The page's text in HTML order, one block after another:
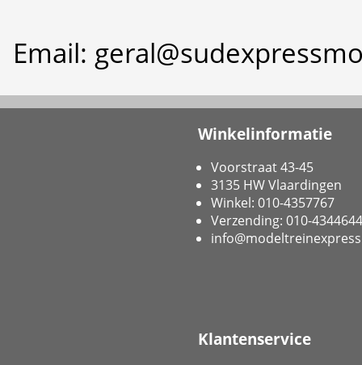
Email:
Winkelinformatie
Voorstraat 43-45
3135 HW Vlaardingen
Winkel: 010-4357767
Verzending: 010-4344644
Klantenservice